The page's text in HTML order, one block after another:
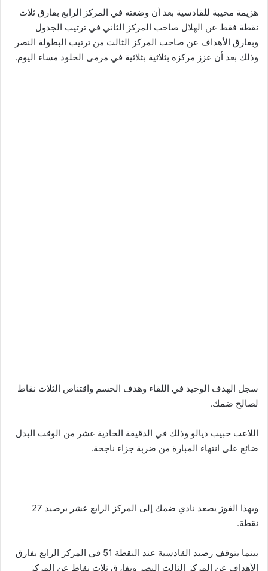
هزيمة مخيبة للقادسية بعد أن وضعته في المركز الرابع بفارق ثلاث
نقطة فقط عن الهلال صاحب المركز الثاني في ترتيب الجدول
وبفارق الأهداف عن صاحب المركز الثالث من ترتيب البطولة النصر
وذلك بعد أن عزز مركزه بثلاثية بثلاثية في مرمى الخلود مساء اليوم.
سجل الهدف الوحيد في اللقاء وهدف الحسم واقتناص الثلاث نقاط
لصالح ضمك.
اللاعب حبيب ديالو وذلك في الدقيقة الحادية عشر من الوقت البدل
ضائع على انتهاء المبارة من ضربة جزاء ناجحة.
وبهذا الفوز يصعد نادي ضمك إلى المركز الرابع عشر برصيد 27
نقطة.
بينما يتوقف رصيد القادسية عند النقطة 51 في المركز الرابع بفارق
الأهداف عن المركز الثالث النصر وبفارق ثلاث نقاط عن المركز